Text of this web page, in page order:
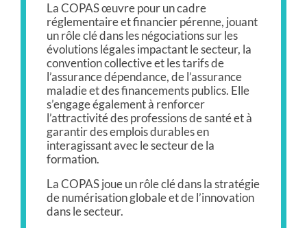
La COPAS œuvre pour un cadre
réglementaire et financier pérenne, jouant
un rôle clé dans les négociations sur les
évolutions légales impactant le secteur, la
convention collective et les tarifs de
l’assurance dépendance, de l’assurance
maladie et des financements publics. Elle
s’engage également à renforcer
l’attractivité des professions de santé et à
garantir des emplois durables en
interagissant avec le secteur de la
formation.
La COPAS joue un rôle clé dans la stratégie
de numérisation globale et de l’innovation
dans le secteur.